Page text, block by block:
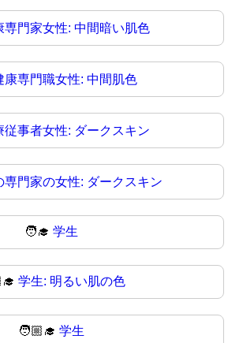
専門家女性: 中間暗い肌色
康専門職女性: 中間肌色
従事者女性: ダークスキン
専門家の女性: ダークスキン
🧑‍🎓 学生
学生: 明るい肌の色
🧑🏼‍🎓 学生